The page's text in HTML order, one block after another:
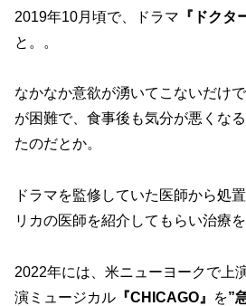
2019年10月頃で、ドラマ 『ドクタ
と。。
なかなか意欲が湧いてこないだけ
が困難で、食事後も気分が悪くな
たのだとか。
ドラマを監修していた医師から処
リカの医師を紹介してもらい治療
2022年には、米ニューヨークで上
演ミュージカル 『CHICAGO』 を”